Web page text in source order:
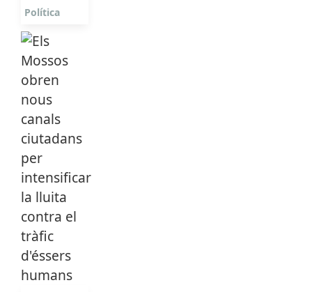
Política